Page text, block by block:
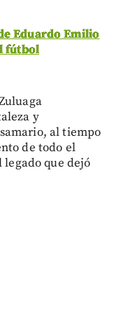
Eduardo Emilio
fútbol
y
samario, al tiempo
de todo el
que dejó